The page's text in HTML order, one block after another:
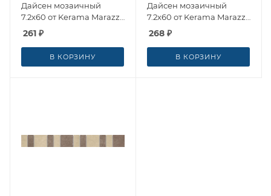
Дайсен мозаичный
7.2x60 от Kerama Marazzi
(Россия)
261 ₽
В КОРЗИНУ
Дайсен мозаичный
7.2x60 от Kerama Marazzi
(Россия)
268 ₽
В КОРЗИНУ